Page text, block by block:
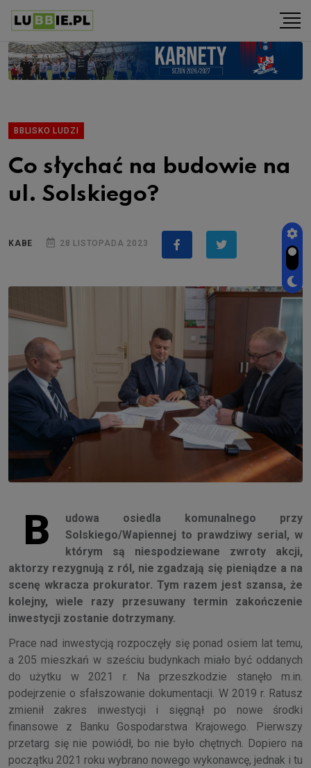
BBLISKO LUDZI
Co słychać na budowie na
ul. Solskiego?
KABE 28 LISTOPADA 2023
B
udowa osiedla komunalnego przy
Solskiego/Wapiennej to prawdziwy serial, w
którym są niespodziewane zwroty akcji,
aktorzy rezygnują z ról, nie zgadzają się pieniądze a na
scenę wkracza prokurator. Tym razem jest szansa, że
kolejny, wiele razy przesuwany termin zakończenie
inwestycji zostanie dotrzymany.
Prace nad inwestycją rozpoczęły się ponad osiem lat temu,
a 205 mieszkań w sześciu budynkach miało być oddanych
do użytku w 2021 r. Na przeszkodzie stanęło m.in.
podejrzenie o sfałszowanie dokumentacji. W 2019 r. Ratusz
zmienił zakres inwestycji i sięgnął po nowe środki
finansowe z Banku Gospodarstwa Krajowego. Pierwszy
przetarg się nie powiódł, bo nie było chętnych. Dopiero na
początku 2021 roku wybrano nowego wykonawcę, jednak i tu